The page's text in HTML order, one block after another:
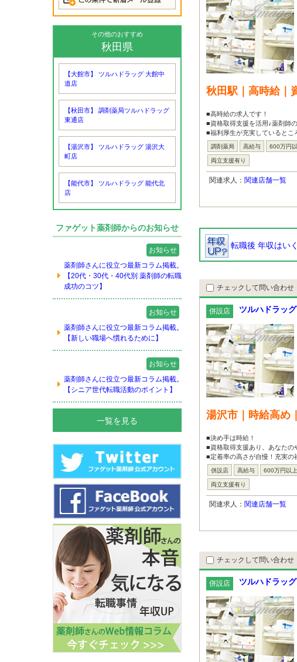
その他のおすすめ
秋田県
【大館市】 ツルハドラッグ 大館中
道店
【秋田市】 調剤薬局ツルハドラッグ
東通店
【湯沢市】 ツルハドラッグ 湯沢大
町店
【能代市】 ツルハドラッグ 能代北
店
ファゲット薬剤師からのお知らせ
お知らせ
薬剤師さんに役立つ最新コラム掲載。
【20代・30代・40代別 薬剤師の転職
成功のコツ】
お知らせ
薬剤師さんに役立つ最新コラム掲載。
【新しい職場へ慣れるために】
お知らせ
薬剤師さんに役立つ最新コラム掲載。
【シニア世代転職活動のポイント】
一覧を見る
秋田駅｜高時給｜
■高時給の求人です！
■資格取得支援を活用♪薬剤師
■福利厚生が充実しているとこ
調剤薬局 高給与 600万円
両立支援有り
関連求人： 関連店舗一覧
転職後 年収はい
チェックして問い合わせ
併設店 ツルハドラッ
湯沢市｜時給高め
■決め手は時給！
■資格取得支援あり。あなたの
■定着率の高さが自慢！充実の
併設店 高給与 600万円以上
両立支援有り
関連求人： 関連店舗一覧
チェックして問い合わせ
併設店 ツルハドラッ